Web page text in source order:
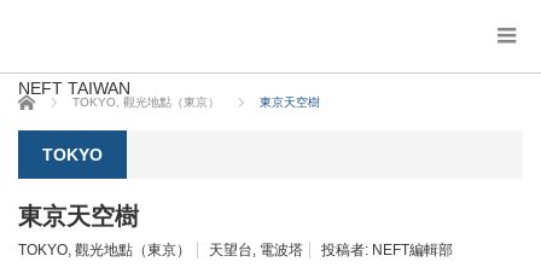
NEFT TAIWAN
ホーム TOKYO 觀光地點（東京） 東京天空樹
TOKYO
東京天空樹
TOKYO, 觀光地點（東京） 天望台, 電波塔 投稿者: NEFT編輯部